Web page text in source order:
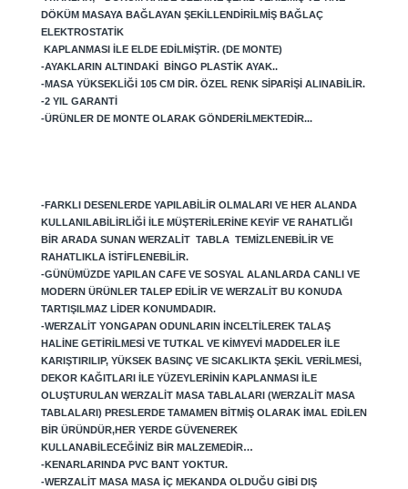
DÖKÜM MASAYA BAĞLAYAN ŞEKILLENDIRILMIŞ BAĞLAÇ
ELEKTROSTATIK
KAPLANMASI ILE ELDE EDILMIŞTIR. (DE MONTE)
-AYAKLARIN ALTINDAKI BINGO PLASTIK AYAK..
-MASA YÜKSEKLIĞI 105 CM DIR. ÖZEL RENK SIPARIŞI ALINABILIR.
-2 YIL GARANTI
-ÜRÜNLER DE MONTE OLARAK GÖNDERILMEKTEDIR...
-FARKLI DESENLERDE YAPILABILIR OLMALARI VE HER ALANDA
KULLANILABILIRLIĞI ILE MÜŞTERILERINE KEYIF VE RAHATLIĞI
BIR ARADA SUNAN WERZALIT TABLA TEMIZLENEBILIR VE
RAHATLIKLA ISTIFLENEBILIR.
-GÜNÜMÜZDE YAPILAN CAFE VE SOSYAL ALANLARDA CANLI VE
MODERN ÜRÜNLER TALEP EDILIR VE WERZALIT BU KONUDA
TARTIŞILMAZ LIDER KONUMDADIR.
-WERZALIT YONGAPAN ODUNLARIN INCELTILEREK TALAŞ
HALINE GETIRILMESI VE TUTKAL VE KIMYEVI MADDELER ILE
KARIŞTIRILIP, YÜKSEK BASINÇ VE SICAKLIKTA ŞEKIL VERILMESI,
DEKOR KAĞITLARI ILE YÜZEYLERININ KAPLANMASI ILE
OLUŞTURULAN WERZALIT MASA TABLALARI (WERZALIT MASA
TABLALARI) PRESLERDE TAMAMEN BITMIŞ OLARAK IMAL EDILEN
BIR ÜRÜNDÜR,HER YERDE GÜVENEREK
KULLANABILECEĞINIZ BIR MALZEMEDIR…
-KENARLARINDA PVC BANT YOKTUR.
-WERZALIT MASA MASA IÇ MEKANDA OLDUĞU GIBI DIŞ